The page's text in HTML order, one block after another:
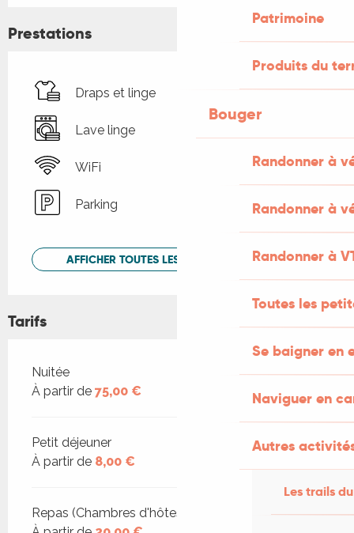
Patrimoine
Produits du
Bouger
Randonner à
Randonner à
Randonner à
Toutes les
Se baigner en
Naviguer en
Autres
Les trails
Prestations
Draps et linge
Lave linge
WiFi
Parking
AFFICHER TOUTES LES PRESTATIONS
Tarifs
Tarifs 2026
Nuitée
À partir de 75,00 €
Petit déjeuner
À partir de 8,00 €
Repas (Chambres d'hôtes)